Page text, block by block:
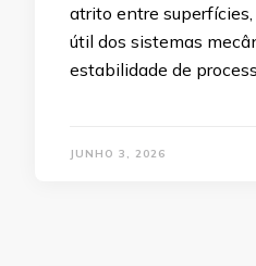
atrito entre
útil dos sistemas
estabilidade de
JUNHO 3, 2026